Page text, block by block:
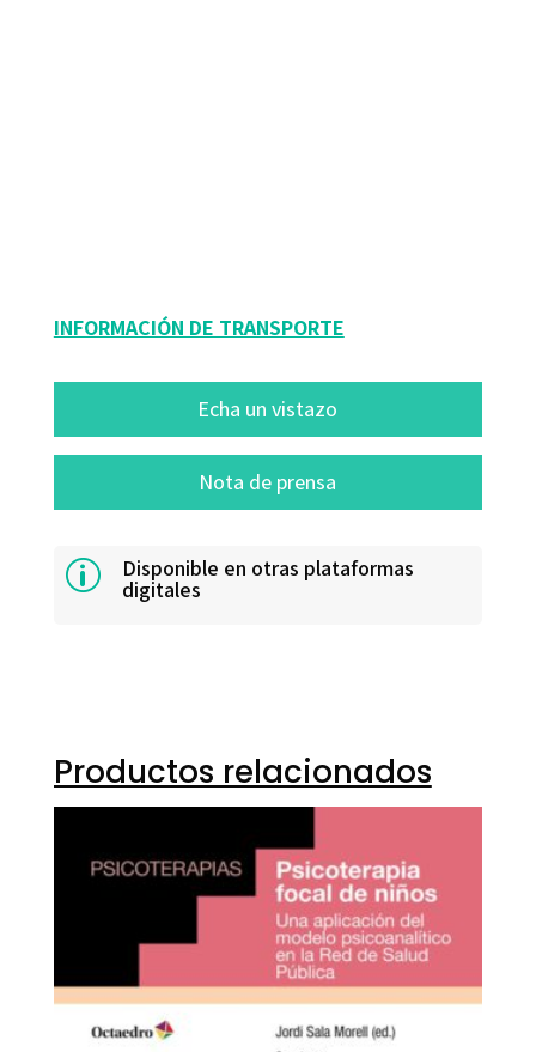
INFORMACIÓN DE TRANSPORTE
Echa un vistazo
Nota de prensa
p Disponible en otras plataformas
digitales
Productos relacionados